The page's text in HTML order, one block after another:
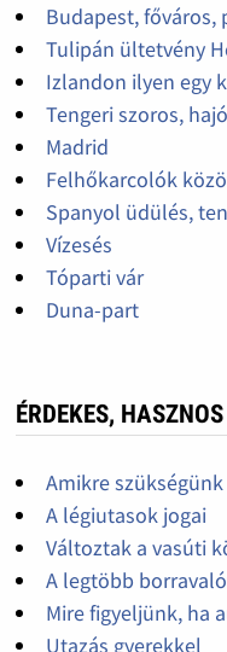
Budapest, főváros,
Tulipán ültetvény
Izlandon ilyen egy
Tengeri szoros,
Madrid
Felhőkarcolók
Spanyol üdülés,
Vízesés
Tóparti vár
Duna-part
ÉRDEKES, HASZNOS
Amikre
A légiutasok jogai
Változtak a vasúti
A legtöbb
Mire figyeljünk, ha
Utazás gyerekkel